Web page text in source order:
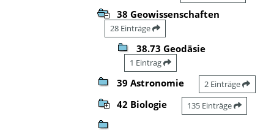
38 Geowissenschaften
28 Einträge
38.73 Geodäsie
1 Eintrag
39 Astronomie 2 Einträge
42 Biologie 135 Einträge